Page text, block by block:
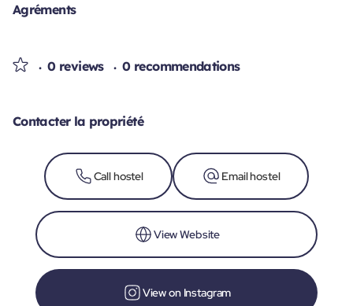
Agréments
0 reviews 0 recommendations
Contacter la propriété
Call hostel Email hostel
View Website
View on Instagram